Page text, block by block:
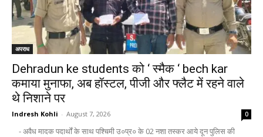
अपराध
Dehradun ke students को ‘ स्मैक ‘ bech kar
कमाया मुनाफा, अब हॉस्टल, पीजी और फ्लैट में रहने वाले
थे निशाने पर
Indresh Kohli - August 7, 2026 0
- अवैध मादक पदार्थों के साथ पश्चिमी उ०प्र० के 02 नशा तस्कर आये दून पुलिस की